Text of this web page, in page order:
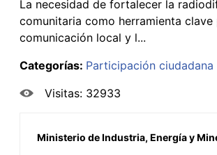
La necesidad de fortalecer la
comunitaria como herramienta clave
comunicación local y l...
Categorías: Participación ciudadana
Visitas: 32933
Ministerio de Industria, Energía y